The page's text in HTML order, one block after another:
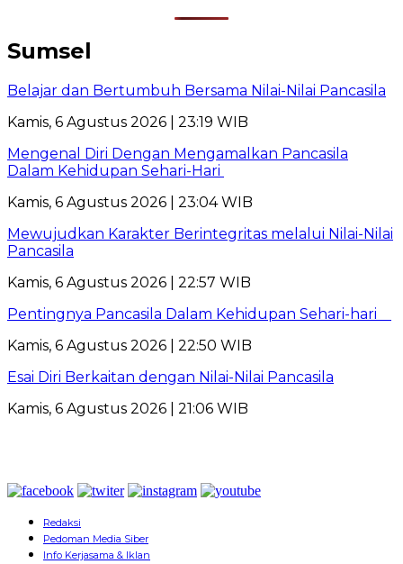
Sumsel
Belajar dan Bertumbuh Bersama Nilai-Nilai Pancasila
Kamis, 6 Agustus 2026 | 23:19 WIB
Mengenal Diri Dengan Mengamalkan Pancasila
Dalam Kehidupan Sehari-Hari
Kamis, 6 Agustus 2026 | 23:04 WIB
Mewujudkan Karakter Berintegritas melalui Nilai-Nilai
Pancasila
Kamis, 6 Agustus 2026 | 22:57 WIB
Pentingnya Pancasila Dalam Kehidupan Sehari-hari
Kamis, 6 Agustus 2026 | 22:50 WIB
Esai Diri Berkaitan dengan Nilai-Nilai Pancasila
Kamis, 6 Agustus 2026 | 21:06 WIB
Redaksi
Pedoman Media Siber
Info Kerjasama & Iklan